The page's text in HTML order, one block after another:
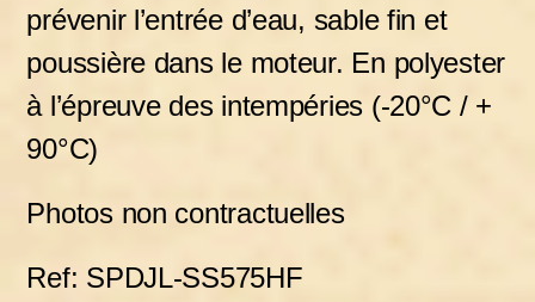
prévenir l’entrée d’eau, sable fin et
poussière dans le moteur. En polyester
à l’épreuve des intempéries (-20°C / +
90°C)
Photos non contractuelles
Ref: SPDJL-SS575HF